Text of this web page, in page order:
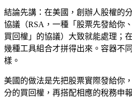
結論先講：在美國，創辦人股權的
協議（RSA，一種「股票先發給你
買回權」的協議）大致就能處理；
幾種工具組合才拼得出來。容器不
樣。
美國的做法是先把股票實際發給你
分的買回權，再搭配相應的稅務申